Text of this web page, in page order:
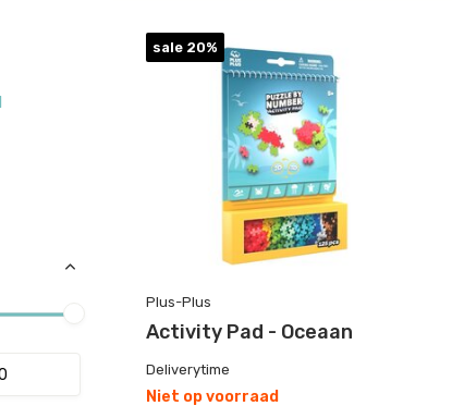
sale 20%
Plus-Plus
Activity Pad - Oceaan
Deliverytime
Niet op voorraad